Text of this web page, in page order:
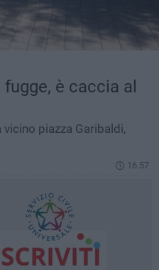
è caccia al
piazza Garibaldi,
16.57